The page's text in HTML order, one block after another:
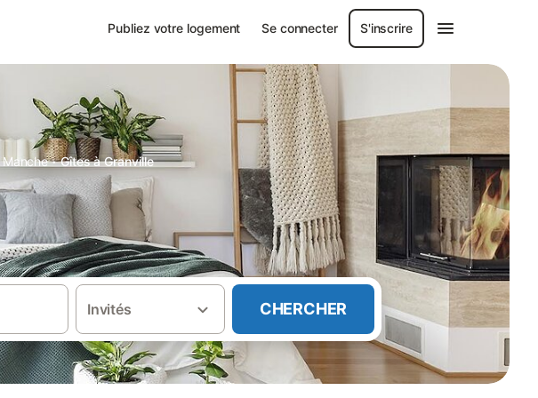
Publiez votre logement Se connecter S'inscrire
Manche · Gîtes à Granville
Invités CHERCHER